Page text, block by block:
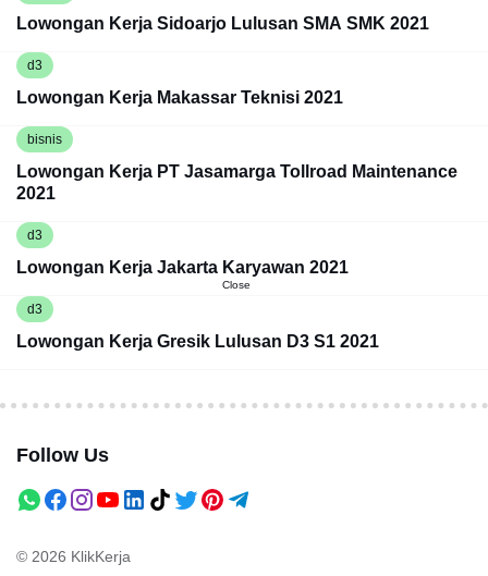
Lowongan Kerja Sidoarjo Lulusan SMA SMK 2021
d3
Lowongan Kerja Makassar Teknisi 2021
bisnis
Lowongan Kerja PT Jasamarga Tollroad Maintenance
2021
d3
Lowongan Kerja Jakarta Karyawan 2021
d3
Lowongan Kerja Gresik Lulusan D3 S1 2021
Follow Us
© 2026 KlikKerja
Close